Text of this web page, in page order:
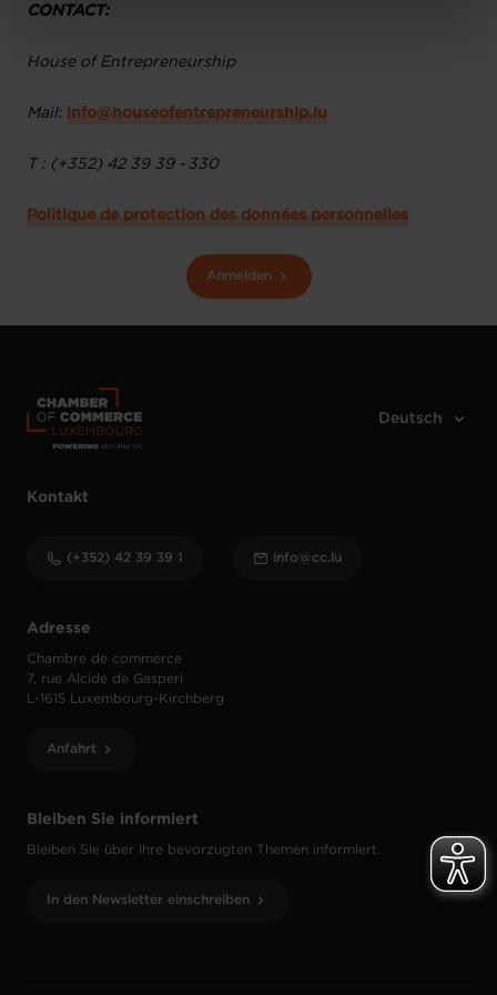
CONTACT:
House of Entrepreneurship
Mail: info@houseofentrepreneurship.lu
T : (+352) 42 39 39 - 330
Politique de protection des données personnelles
Anmelden
Bleiben Sie informiert
Bleiben Sie über Ihre bevorzugten Themen informiert.
In den Newsletter einschreiben
Adresse
Chambre de commerce
7, rue Alcide de Gasperi
L-1615 Luxembourg-Kirchberg
Anfahrt
Kontakt
(+352) 42 39 39 1 info@cc.lu